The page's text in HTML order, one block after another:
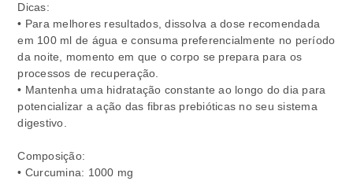
Dicas:
• Para melhores resultados, dissolva a dose recomendada
em 100 ml de água e consuma preferencialmente no período
da noite, momento em que o corpo se prepara para os
processos de recuperação.
• Mantenha uma hidratação constante ao longo do dia para
potencializar a ação das fibras prebióticas no seu sistema
digestivo.
Composição:
• Curcumina: 1000 mg